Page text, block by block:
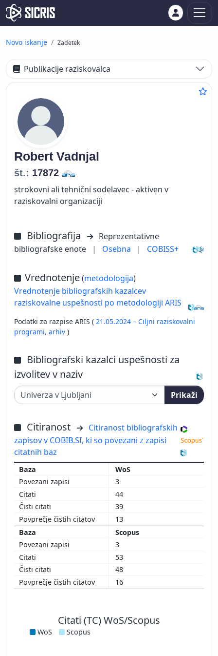
Novo iskanje Zadetek
Publikacije raziskovalca
Robert Vadnjal
št.: 17872
strokovni ali tehnični sodelavec - aktiven v
raziskovalni organizaciji
Bibliografija
Reprezentativne
bibliografske enote
| Osebna | COBISS+
Vrednotenje(metodologija)
Vrednotenje bibliografskih kazalcev
raziskovalne uspešnosti po metodologiji ARIS
Podatki za razpise ARIS ( 21.05.2024 – Ciljni raziskovalni
programi, arhiv )
Bibliografski kazalci uspešnosti za
izvolitev v naziv
Prikaži
Citiranost
Citiranost bibliografskih
zapisov v COBIB.SI, ki so povezani z zapisi
citatnih baz
WoS
3
44
39
13
Scopus
3
53
48
16
Citati (TC) WoS/Scopus
WoS Scopus